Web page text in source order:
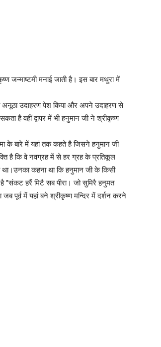
जन्माष्टमी मनाई जाती है। इस बार मथुरा में
अनूठा उदाहरण पेश किया और अपने उदाहरण से
है वहीं द्वापर में भी हनुमान जी ने श्रीकृष्ण
के बारे में यहां तक कहते है जिसने हनुमान जी
है कि वे नवग्रह में से हर ग्रह के प्रतिकूल
था।उनका कहना था कि हनुमान जी के किसी
’’संकट हरैं मिटै सब पीरा। जो सुमिरै हनुमत
जब पूर्व में यहां बने श्रीकृष्ण मन्दिर में दर्शन करने